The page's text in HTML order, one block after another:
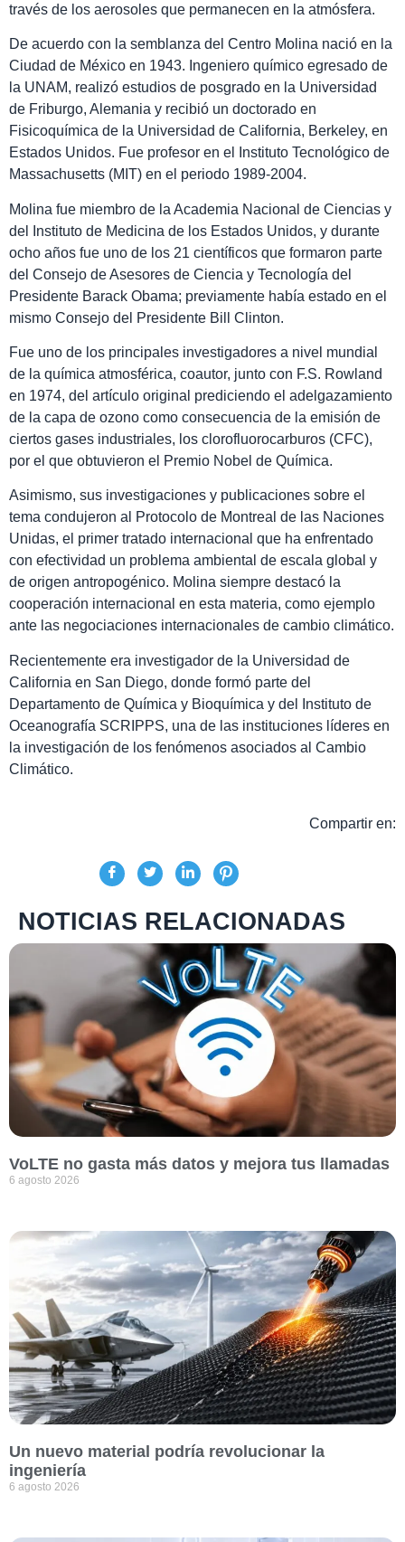
través de los aerosoles que permanecen en la atmósfera.
De acuerdo con la semblanza del Centro Molina nació en la
Ciudad de México en 1943. Ingeniero químico egresado de
la UNAM, realizó estudios de posgrado en la Universidad
de Friburgo, Alemania y recibió un doctorado en
Fisicoquímica de la Universidad de California, Berkeley, en
Estados Unidos. Fue profesor en el Instituto Tecnológico de
Massachusetts (MIT) en el periodo 1989-2004.
Molina fue miembro de la Academia Nacional de Ciencias y
del Instituto de Medicina de los Estados Unidos, y durante
ocho años fue uno de los 21 científicos que formaron parte
del Consejo de Asesores de Ciencia y Tecnología del
Presidente Barack Obama; previamente había estado en el
mismo Consejo del Presidente Bill Clinton.
Fue uno de los principales investigadores a nivel mundial
de la química atmosférica, coautor, junto con F.S. Rowland
en 1974, del artículo original prediciendo el adelgazamiento
de la capa de ozono como consecuencia de la emisión de
ciertos gases industriales, los clorofluorocarburos (CFC),
por el que obtuvieron el Premio Nobel de Química.
Asimismo, sus investigaciones y publicaciones sobre el
tema condujeron al Protocolo de Montreal de las Naciones
Unidas, el primer tratado internacional que ha enfrentado
con efectividad un problema ambiental de escala global y
de origen antropogénico. Molina siempre destacó la
cooperación internacional en esta materia, como ejemplo
ante las negociaciones internacionales de cambio climático.
Recientemente era investigador de la Universidad de
California en San Diego, donde formó parte del
Departamento de Química y Bioquímica y del Instituto de
Oceanografía SCRIPPS, una de las instituciones líderes en
la investigación de los fenómenos asociados al Cambio
Climático.
Compartir en:
NOTICIAS RELACIONADAS
VoLTE no gasta más datos y mejora tus llamadas
6 agosto 2026
Un nuevo material podría revolucionar la
ingeniería
6 agosto 2026